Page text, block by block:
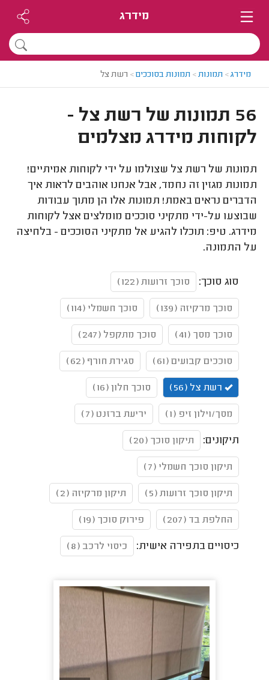
מידרג
מידרג> תמונות> תמונות בסוככים> רשת צל
56 תמונות של רשת צל -
לקוחות מידרג מצלמים
תמונות של רשת צל שצולמו על ידי לקוחות אמיתיים!
תמונות מגזין זה נחמד, אבל אנחנו אוהבים לראות איך
הדברים נראים באמת! תמונות אלו הן מתוך עבודות
שבוצעו על-ידי מתקיני סוככים מומלצים אצל לקוחות
מידרג. טיפ: תוכלו להגיע אל מתקיני הסוככים - בלחיצה
על התמונה.
סוג סוכך: סוכך זרועות (122)
סוכך מרקיזה (139) סוכך חשמלי (114)
סוכך מסך (41) סוכך מתקפל (247)
סוככים קבועים (61) סגירת חורף (62)
רשת צל (56) סוכך חלון (16)
מסך/וילון זיפ (1) יריעת ברזנט (7)
תיקונים: תיקון סוכך (20)
תיקון סוכך חשמלי (7)
תיקון סוכך זרועות (5) תיקון מרקיזה (2)
החלפת בד (207) פירוק סוכך (19)
כיסויים בתפירה אישית: כיסוי לרכב (8)